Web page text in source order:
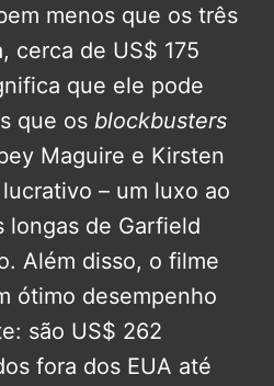
menos que os três
cerca de US$ 175
que ele pode
que os blockbusters
Maguire e Kirsten
– um luxo ao
longas de Garfield
Além disso, o filme
ótimo desempenho
são US$ 262
fora dos EUA até